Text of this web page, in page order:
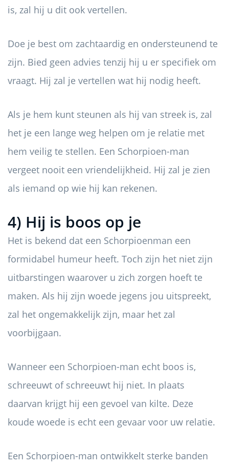
is, zal hij u dit ook vertellen.
Doe je best om zachtaardig en ondersteunend te
zijn. Bied geen advies tenzij hij u er specifiek om
vraagt. Hij zal je vertellen wat hij nodig heeft.
Als je hem kunt steunen als hij van streek is, zal
het je een lange weg helpen om je relatie met
hem veilig te stellen. Een Schorpioen-man
vergeet nooit een vriendelijkheid. Hij zal je zien
als iemand op wie hij kan rekenen.
4) Hij is boos op je
Het is bekend dat een Schorpioenman een
formidabel humeur heeft. Toch zijn het niet zijn
uitbarstingen waarover u zich zorgen hoeft te
maken. Als hij zijn woede jegens jou uitspreekt,
zal het ongemakkelijk zijn, maar het zal
voorbijgaan.
Wanneer een Schorpioen-man echt boos is,
schreeuwt of schreeuwt hij niet. In plaats
daarvan krijgt hij een gevoel van kilte. Deze
koude woede is echt een gevaar voor uw relatie.
Een Schorpioen-man ontwikkelt sterke banden